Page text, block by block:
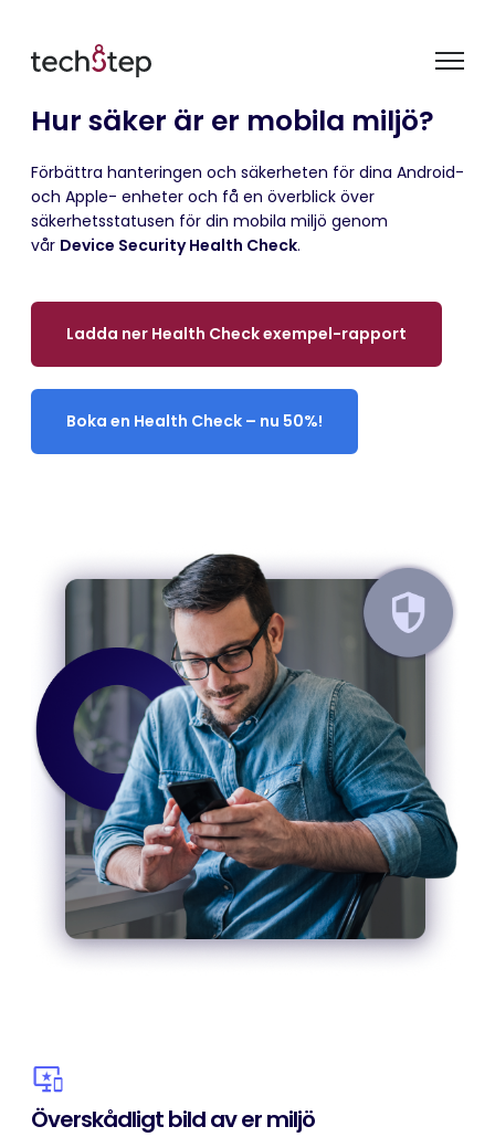
Hur säker är er mobila miljö?
Förbättra hanteringen och säkerheten för dina Android-
och Apple- enheter och få en överblick över
säkerhetsstatusen för din mobila miljö genom
vår Device Security Health Check.
Ladda ner Health Check exempel-rapport
Boka en Health Check – nu 50%!
Överskådligt bild av er miljö